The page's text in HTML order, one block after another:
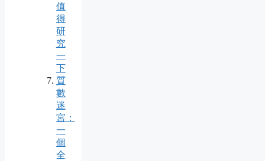
值
得
研
究
一
下
質
數
迷
宮：
一
個
全